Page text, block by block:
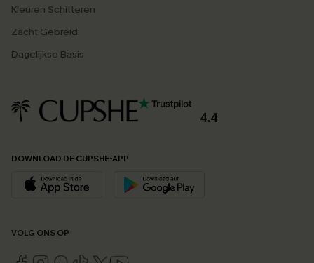
Kleuren Schitteren
Zacht Gebreid
Dagelijkse Basis
4.4
DOWNLOAD DE CUPSHE-APP
VOLG ONS OP